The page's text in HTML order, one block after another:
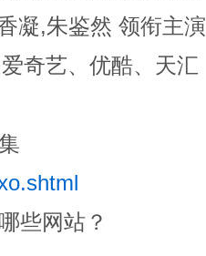
凝,朱鉴然 领衔主演
奇艺、优酷、天汇
些网站？